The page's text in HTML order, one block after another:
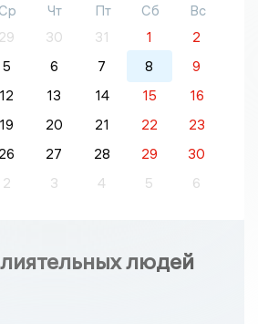
Ср Чт Пт Сб
Вс
29 30 31 1
2
5 6 7 8
9
12 13 14 15
16
19 20 21 22
23
26 27 28 29
30
2 3 4 5 6
людей